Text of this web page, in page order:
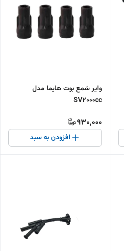
وایر شمع بوت هایما مدل
SV2000cc
930,000
افزودن به سبد